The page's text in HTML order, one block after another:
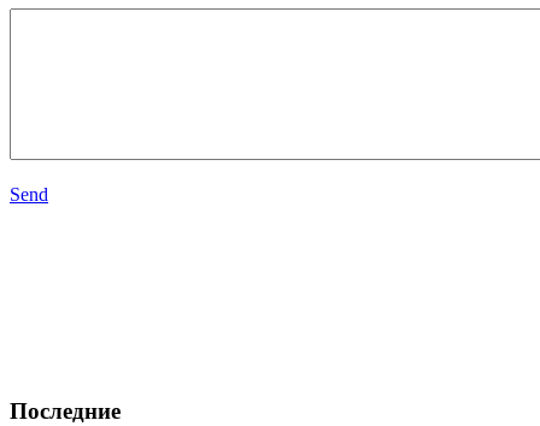
Send
Последние